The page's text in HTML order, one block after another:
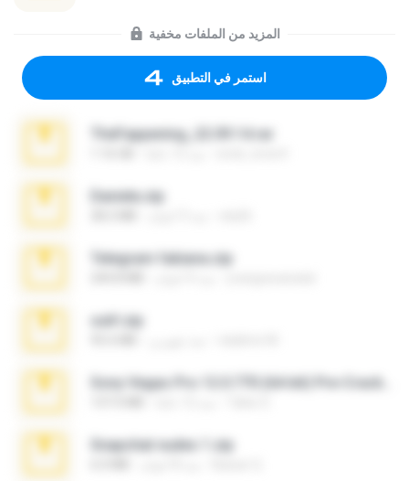
المزيد من الملفات مخفية
استمر في التطبيق
TheFappening_22.09.14.rar
Daniela.zip
Telegram fabiana.zip
ouh!.zip
Snapchat nudes 1.zip